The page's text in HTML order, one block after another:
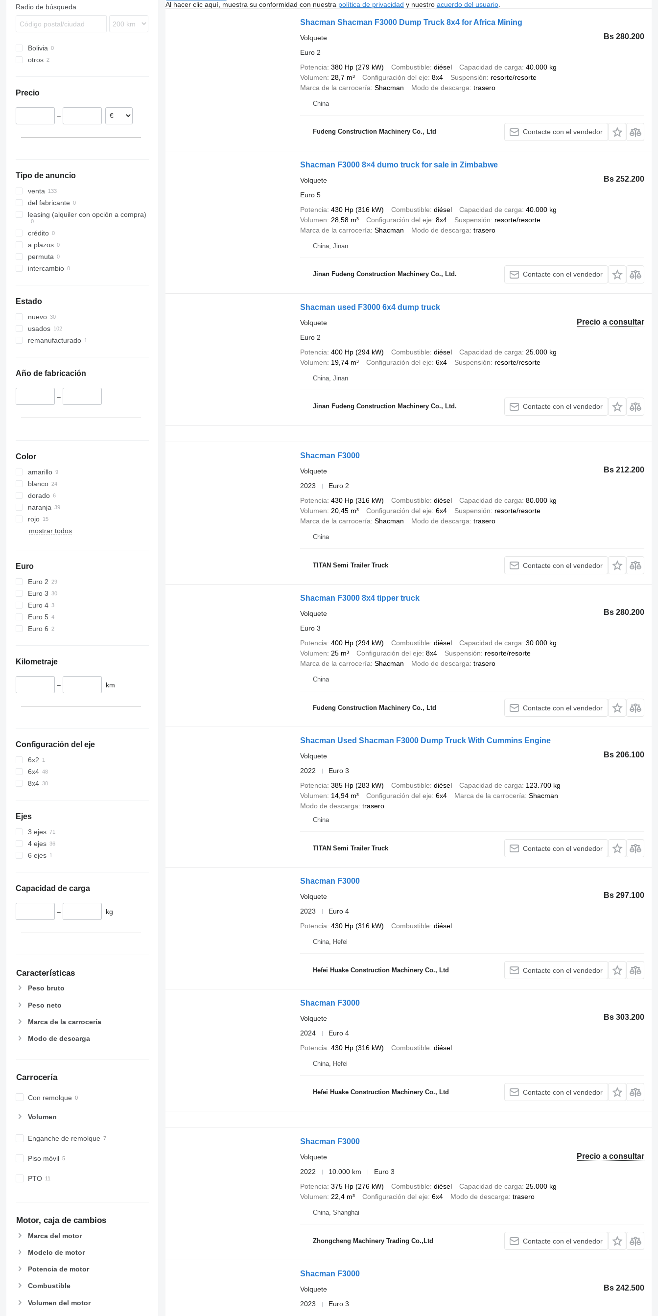
Terberg
VM
Radio de búsqueda
Bolivia
otros
Precio
–
Tipo de anuncio
venta
del fabricante
leasing (alquiler con opción a compra)
crédito
a plazos
permuta
intercambio
Estado
nuevo
usados
remanufacturado
Año de fabricación
–
Color
amarillo
blanco
dorado
naranja
rojo
mostrar todos
Euro
Euro 2
Euro 3
Euro 4
Euro 5
Euro 6
Kilometraje
– km
Configuración del eje
6x2
6x4
8x4
Ejes
3 ejes
4 ejes
6 ejes
Capacidad de carga
– kg
Características
Peso bruto
Peso neto
Marca de la carrocería
Modo de descarga
Carrocería
Con remolque
Volumen
Enganche de remolque
Piso móvil
PTO
Motor, caja de cambios
Marca del motor
Modelo de motor
Potencia de motor
Combustible
Volumen del motor
Al hacer clic aquí, muestra su conformidad con nuestra política de privacidad y nuestro acuerdo del usuario.
Shacman Shacman F3000 Dump Truck 8x4 for Africa Mining
Bs 280.200
Volquete
Euro 2
Potencia 380 Hp (279 kW) Combustible diésel Capacidad de carga 40.000 kg
Volumen
28,7 m³ Configuración del eje 8x4 Suspensión
resorte/resorte
Marca de la carrocería Shacman Modo de descarga trasero
China
Fudeng Construction Machinery Co., Ltd Contacte con el vendedor
Shacman F3000 8×4 dumo truck for sale in Zimbabwe
Bs 252.200
Volquete
Euro 5
Potencia 430 Hp (316 kW) Combustible diésel Capacidad de carga 40.000 kg
Volumen
28,58 m³ Configuración del eje 8x4 Suspensión
resorte/resorte
Marca de la carrocería Shacman Modo de descarga trasero
China, Jinan
Jinan Fudeng Construction Machinery Co., Ltd. Contacte con el vendedor
Shacman used F3000 6x4 dump truck
Precio a consultar
Volquete
Euro 2
Potencia 400 Hp (294 kW) Combustible diésel Capacidad de carga
25.000 kg
Volumen
19,74 m³ Configuración del eje 6x4 Suspensión resorte/resorte
China, Jinan
Jinan Fudeng Construction Machinery Co., Ltd. Contacte con el vendedor
Shacman F3000
Bs 212.200
Volquete
2023
Euro 2
Potencia 430 Hp (316 kW) Combustible diésel Capacidad de carga 80.000 kg
Volumen 20,45 m³ Configuración del eje 6x4 Suspensión
resorte/resorte
Marca de la carrocería Shacman Modo de descarga trasero
China
TITAN Semi Trailer Truck Contacte con el vendedor
Shacman F3000 8x4 tipper truck
Bs 280.200
Volquete
Euro 3
Potencia 400 Hp (294 kW) Combustible diésel Capacidad de carga 30.000 kg
Volumen 25 m³ Configuración del eje 8x4 Suspensión
resorte/resorte
Marca de la carrocería Shacman Modo de descarga trasero
China
Fudeng Construction Machinery Co., Ltd Contacte con el vendedor
Shacman Used Shacman F3000 Dump Truck With Cummins Engine
Bs 206.100
Volquete
2022
Euro 3
Potencia 385 Hp (283 kW) Combustible diésel Capacidad de carga 123.700 kg
Volumen
14,94 m³ Configuración del eje 6x4 Marca de la carrocería Shacman
Modo de descarga trasero
China
TITAN Semi Trailer Truck Contacte con el vendedor
Shacman F3000
Bs 297.100
Volquete
2023
Euro 4
Potencia 430 Hp (316 kW) Combustible diésel
China, Hefei
Hefei Huake Construction Machinery Co., Ltd Contacte con el vendedor
Shacman F3000
Bs 303.200
Volquete
2024
Euro 4
Potencia 430 Hp (316 kW) Combustible diésel
China, Hefei
Hefei Huake Construction Machinery Co., Ltd Contacte con el vendedor
Shacman F3000
Precio a consultar
Volquete
2022
10.000 km
Euro 3
Potencia 375 Hp (276 kW) Combustible diésel Capacidad de carga
25.000 kg
Volumen
22,4 m³ Configuración del eje 6x4 Modo de descarga trasero
China, Shanghai
Zhongcheng Machinery Trading Co.,Ltd Contacte con el vendedor
Shacman F3000
Bs 242.500
Volquete
2023
Euro 3